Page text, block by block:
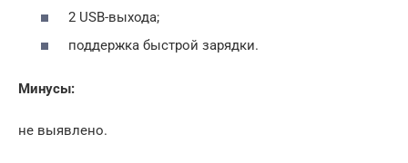
2 USB-выхода;
поддержка быстрой зарядки.
Минусы:
не выявлено.